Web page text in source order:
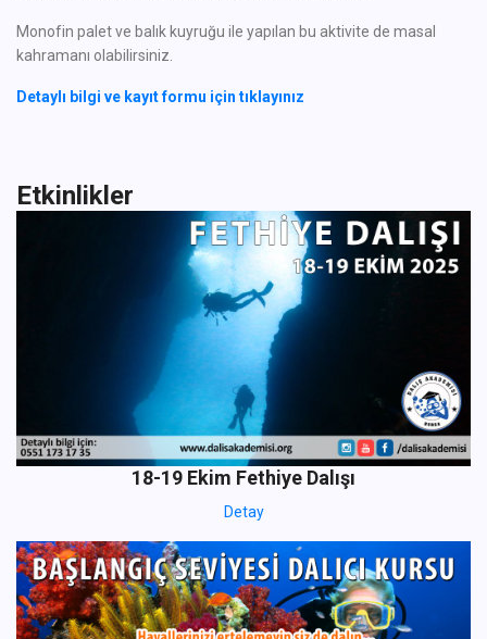
Monofin palet ve balık kuyruğu ile yapılan bu aktivite de masal
kahramanı olabilirsiniz.
Detaylı bilgi ve kayıt formu için tıklayınız
Etkinlikler
18-19 Ekim Fethiye Dalışı
Detay